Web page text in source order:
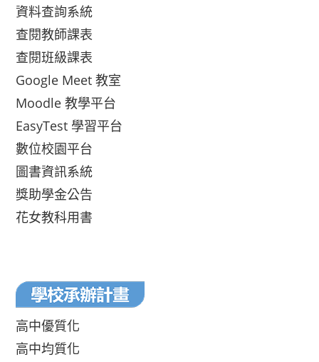
資料查詢系統
查閱教師課表
查閱班級課表
Google Meet 教室
Moodle 教學平台
EasyTest 學習平台
數位校園平台
圖書資訊系統
獎助學金公告
花女教科用書
高中優質化
高中均質化